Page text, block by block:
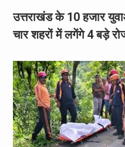
उत्तराखंड के 10 हजार
चार शहरों में लगेंगे 4 बड़े